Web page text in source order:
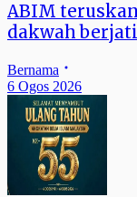
ABIM
dakwah
Bernama
6 Ogos 2026